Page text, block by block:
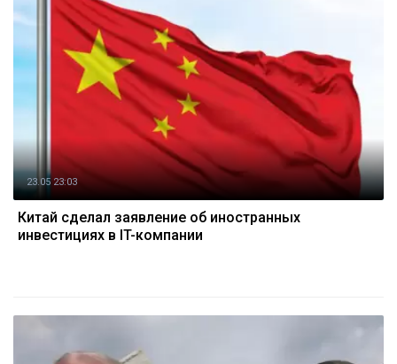
23.05 23:03
Китай сделал заявление об иностранных
инвестициях в IT-компании